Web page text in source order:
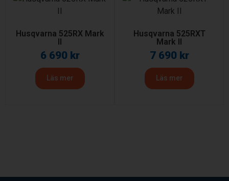
Husqvarna 525RX Mark
II
6 690 kr
Läs mer
Husqvarna 525RXT
Mark II
7 690 kr
Läs mer